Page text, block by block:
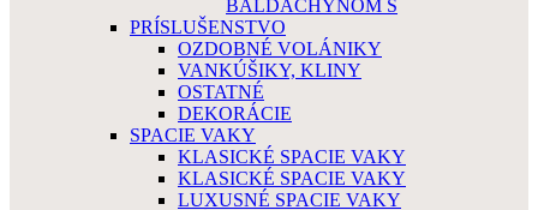
BALDACHÝNOM Š
PRÍSLUŠENSTVO
OZDOBNÉ VOLÁNIKY
VANKÚŠIKY, KLINY
OSTATNÉ
DEKORÁCIE
SPACIE VAKY
KLASICKÉ SPACIE VAKY
KLASICKÉ SPACIE VAKY
LUXUSNÉ SPACIE VAKY